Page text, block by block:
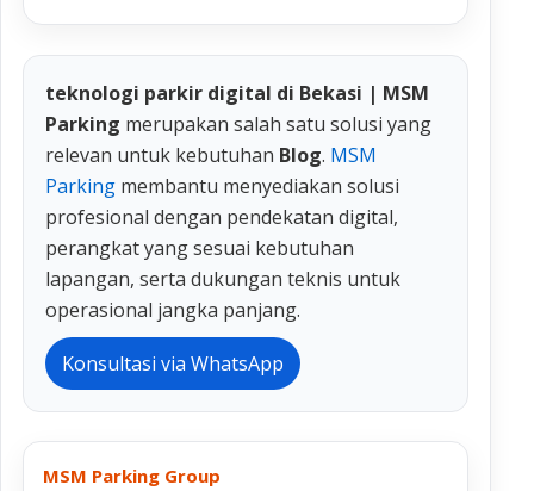
teknologi parkir digital di Bekasi | MSM
Parking merupakan salah satu solusi yang
relevan untuk kebutuhan Blog. MSM
Parking membantu menyediakan solusi
profesional dengan pendekatan digital,
perangkat yang sesuai kebutuhan
lapangan, serta dukungan teknis untuk
operasional jangka panjang.
Konsultasi via WhatsApp
MSM Parking Group